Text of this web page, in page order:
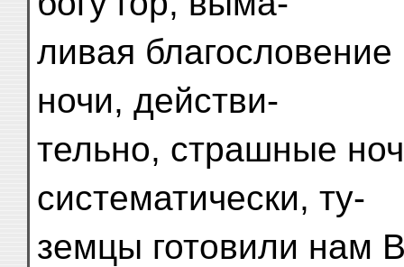
ливая
ночи, действи-
тельно, страшные
систематически, ту-
земцы готовили нам